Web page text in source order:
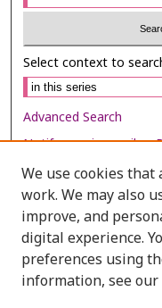
Select context to
Advanced Search
Notify me via email or
Browse
Collections
Disciplines
Authors
We use cookies
work. We may also
improve, and
digital experience.
preferences using
information, see our